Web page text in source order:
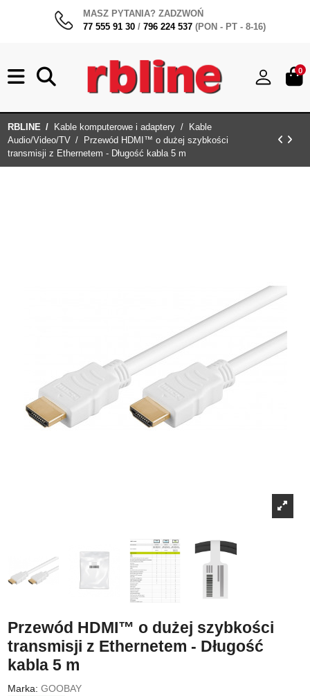
MASZ PYTANIA? ZADZWOŃ
77 555 91 30 / 796 224 537 (PON - PT - 8-16)
0
RBLINE Kable komputerowe i adaptery
Kable
Audio/Video/TV
Przewód HDMI™ o dużej szybkości
transmisji z Ethernetem - Długość kabla 5 m
Przewód HDMI™ o dużej szybkości
transmisji z Ethernetem - Długość
kabla 5 m
Marka: GOOBAY